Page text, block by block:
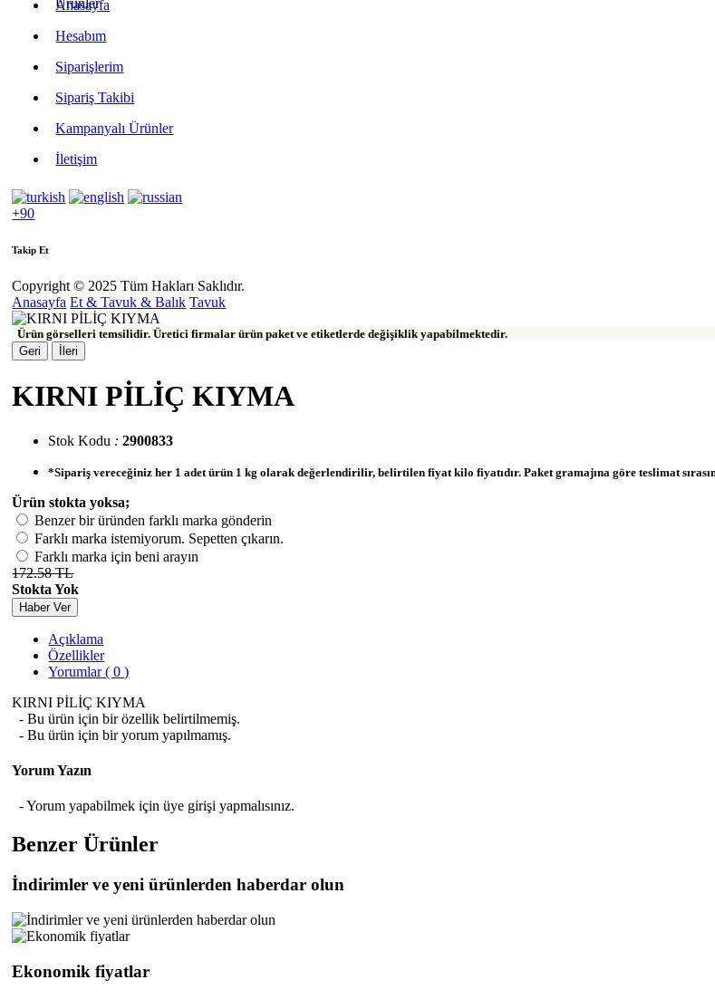
Anasayfa
Hesabım
Siparişlerim
Sipariş Takibi
Kampanyalı Ürünler
İletişim
+90
Takip Et
Copyright © 2025 Tüm Hakları Saklıdır.
Anasayfa Et & Tavuk & Balık Tavuk
Ürün görselleri temsilidir. Üretici firmalar ürün paket ve etiketlerde değişiklik yapabilmektedir.
Geri
İleri
KIRNI PİLİÇ KIYMA
Stok Kodu : 2900833
*Sipariş vereceğiniz her 1 adet ürün 1 kg olarak değerlendirilir, belirtilen fiyat kilo fiyatıdır. Paket gramajına göre teslimat
Ürün stokta yoksa;
Benzer bir üründen farklı marka gönderin
Farklı marka istemiyorum. Sepetten çıkarın.
Farklı marka için beni arayın
172.58 TL
Stokta Yok
Haber Ver
Açıklama
Özellikler
Yorumlar ( 0 )
KIRNI PİLİÇ KIYMA
- Bu ürün için bir özellik belirtilmemiş.
- Bu ürün için bir yorum yapılmamış.
Yorum Yazın
- Yorum yapabilmek için üye girişi yapmalısınız.
Benzer Ürünler
İndirimler ve yeni ürünlerden haberdar olun
Ekonomik fiyatlar